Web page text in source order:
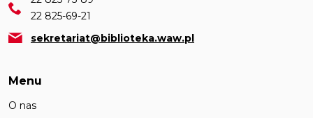
22 825-69-21
sekretariat@biblioteka.waw.pl
Menu
O nas